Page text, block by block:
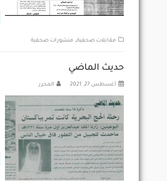
مقابلات صحفية, منشورات صحفية
حديث الماضي
أغسطس 27, 2021 المحرر